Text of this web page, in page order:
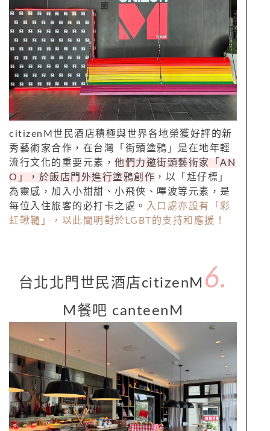
citizenM世民酒店積極與世界各地榮獲好評的新
秀藝術家合作，在台灣「街頭塗鴉」是在地年輕
流行文化的重要元素， 他們力邀街頭藝術家「AN
O」，於飯店門外進行塗鴉創作 ，以「尪仔標」
為靈感，加入小甜甜、小飛俠、嗶波等元素，是
每位入住旅客的必打卡之處。
入口處亦設有「彩
虹鞦韆」，以此闡明對於LGBT的支持和應援！
台北北門世民酒店citizenM 6.
M餐吧 canteenM